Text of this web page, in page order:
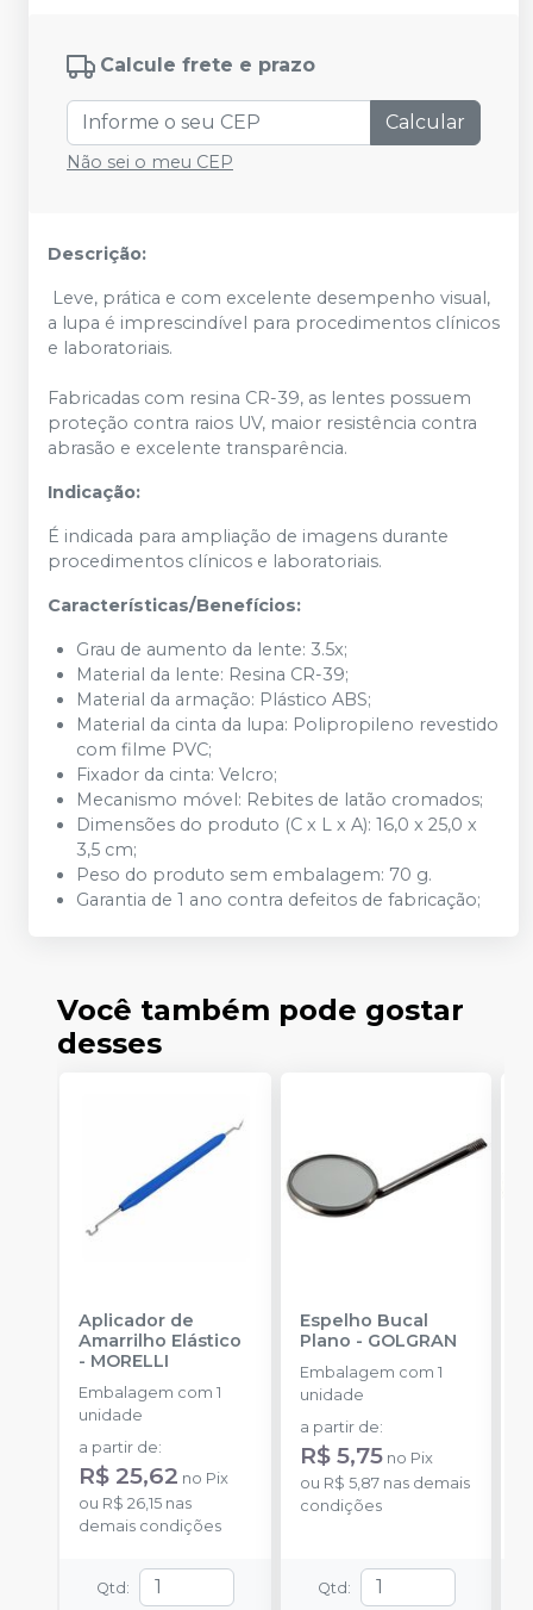
Calcule frete e prazo
Calcular
Não sei o meu CEP
Descrição:
Leve, prática e com excelente desempenho visual,
a lupa é imprescindível para procedimentos clínicos
e laboratoriais.
Fabricadas com resina CR-39, as lentes possuem
proteção contra raios UV, maior resistência contra
abrasão e excelente transparência.
Indicação:
É indicada para ampliação de imagens durante
procedimentos clínicos e laboratoriais.
Características/Benefícios:
Grau de aumento da lente: 3.5x;
Material da lente: Resina CR-39;
Material da armação: Plástico ABS;
Material da cinta da lupa: Polipropileno revestido
com filme PVC;
Fixador da cinta: Velcro;
Mecanismo móvel: Rebites de latão cromados;
Dimensões do produto (C x L x A): 16,0 x 25,0 x
3,5 cm;
Peso do produto sem embalagem: 70 g.
Garantia de 1 ano contra defeitos de fabricação;
Você também pode gostar
desses
Aplicador de
Amarrilho Elástico
- MORELLI
Embalagem com 1
unidade
a partir de:
R$ 25,62 no Pix
ou R$ 26,15 nas
demais condições
Qtd:
Espelho Bucal
Plano - GOLGRAN
Embalagem com 1
unidade
a partir de:
R$ 5,75 no Pix
ou R$ 5,87nas demais
condições
Qtd: